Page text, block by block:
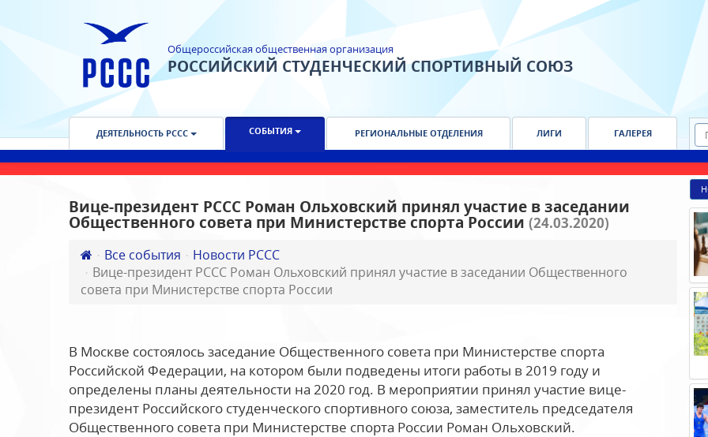
Общероссийская общественная организация
РОССИЙСКИЙ СТУДЕНЧЕСКИЙ СПОРТИВНЫЙ СОЮЗ
ДЕЯТЕЛЬНОСТЬ РССС СОБЫТИЯ РЕГИОНАЛЬНЫЕ ОТДЕЛЕНИЯ ЛИГИ ГАЛЕРЕЯ
Вице-президент РССС Роман Ольховский принял участие в заседании
Общественного совета при Министерстве спорта России (24.03.2020)
Все события
Новости РССС
Вице-президент РССС Роман Ольховский принял участие в заседании Общественного
совета при Министерстве спорта России
В Москве состоялось заседание Общественного совета при Министерстве спорта
Российской Федерации, на котором были подведены итоги работы в 2019 году и
определены планы деятельности на 2020 год. В мероприятии принял участие вице-
президент Российского студенческого спортивного союза, заместитель председателя
Общественного совета при Министерстве спорта России Роман Ольховский.